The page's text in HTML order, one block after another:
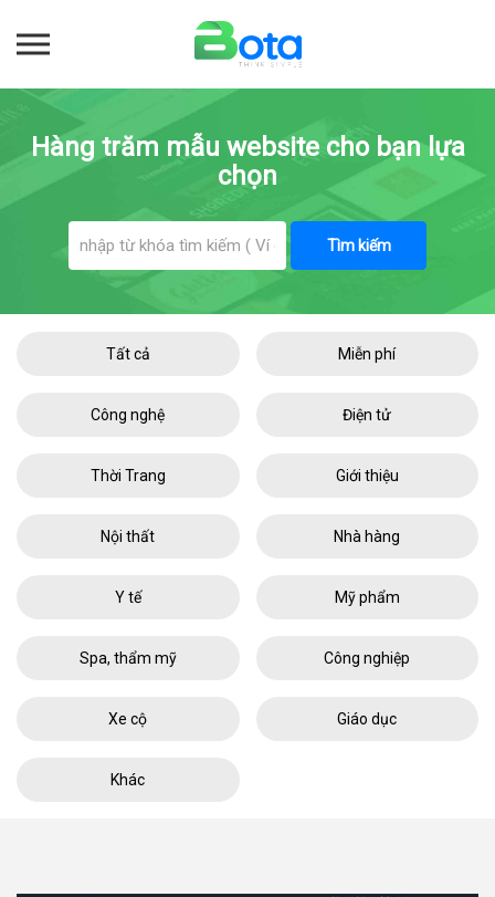
Hàng trăm mẫu website cho bạn lựa
chọn
Tìm kiếm
Tất cả Miễn phí
Công nghệ Điện tử
Thời Trang Giới thiệu
Nội thất Nhà hàng
Y tế Mỹ phẩm
Spa, thẩm mỹ Công nghiệp
Xe cộ Giáo dục
Khác